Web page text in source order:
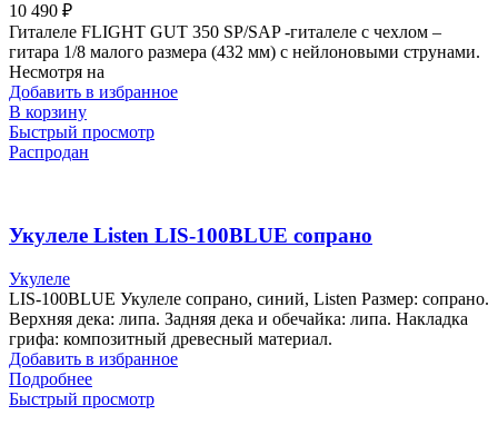
10 490 ₽
Гиталеле FLIGHT GUT 350 SP/SAP -гиталеле с чехлом –
гитара 1/8 малого размера (432 мм) с нейлоновыми струнами.
Несмотря на
Добавить в избранное
В корзину
Быстрый просмотр
Распродан
Укулеле Listen LIS-100BLUE сопрано
Укулеле
LIS-100BLUE Укулеле сопрано, синий, Listen Размер: сопрано.
Верхняя дека: липа. Задняя дека и обечайка: липа. Накладка
грифа: композитный древесный материал.
Добавить в избранное
Подробнее
Быстрый просмотр